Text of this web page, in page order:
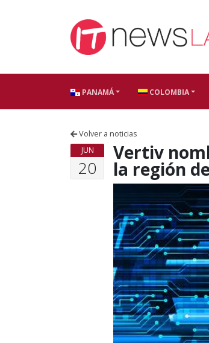
PANAMÁ COLOMBIA
Volver a noticias
JUN
20
Vertiv
la región